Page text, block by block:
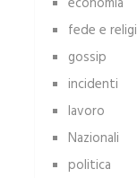
fede e
gossip
incidenti
lavoro
Nazionali
politica